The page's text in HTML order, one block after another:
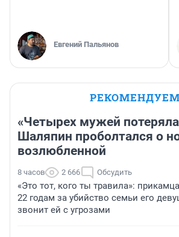
Евгений Пальянов
РЕКОМЕНДУЕМ
«Четырех мужей
Шаляпин проболтался о
возлюбленной
8 часов 2 666 Обсудить
«Это тот, кого ты травила»:
22 годам за убийство семьи его
звонит ей с угрозами